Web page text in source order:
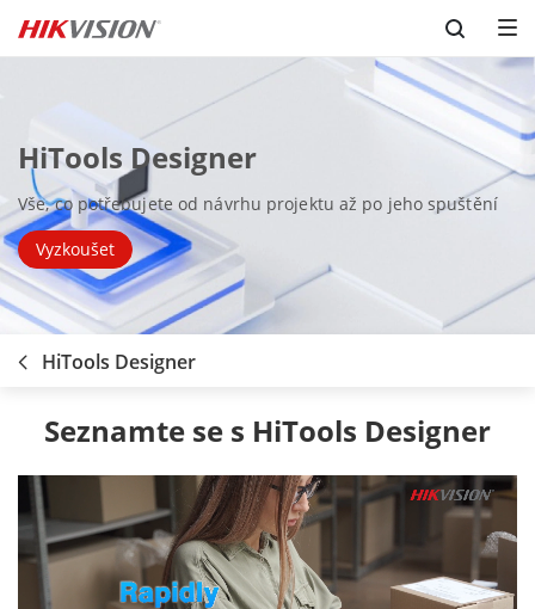
Skip to content
HiTools Designer
Vše, co potřebujete od návrhu projektu až po jeho spuštění
Vyzkoušet
HiTools Designer
Seznamte se s HiTools Designer